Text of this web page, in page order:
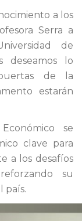
a los
Serra a
de
deseamos lo
de la
estarán
se
clave para
a los desafíos
su
país.